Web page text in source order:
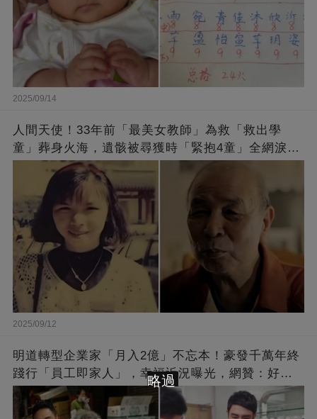
2025/09/14
人間天使！33年前「最美女教師」為救「救出學
童」葬身火海，遺骸被尋獲時「緊抱4童」全網淚
崩：真正的英雄不該被遺忘
2025/09/12
明道轉型企業家「月入2億」不忘本！豪發千萬年終
踐行「員工即家人」，幸福近況曝光，網贊：好老
闆的福報
略過